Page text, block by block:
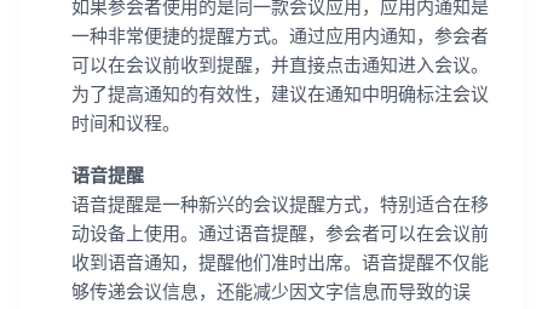
如果参会者使用的是同一款会议应用，应用内通知是
一种非常便捷的提醒方式。通过应用内通知，参会者
可以在会议前收到提醒，并直接点击通知进入会议。
为了提高通知的有效性，建议在通知中明确标注会议
时间和议程。
语音提醒
语音提醒是一种新兴的会议提醒方式，特别适合在移
动设备上使用。通过语音提醒，参会者可以在会议前
收到语音通知，提醒他们准时出席。语音提醒不仅能
够传递会议信息，还能减少因文字信息而导致的误